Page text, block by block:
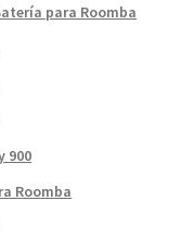
para Roomba
900
Roomba